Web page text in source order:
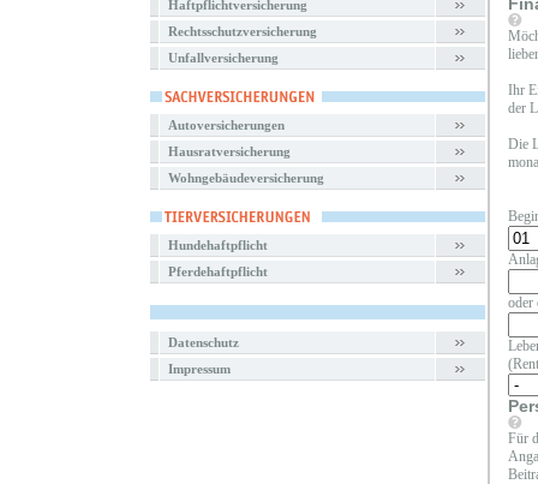
Haftpflichtversicherung
Rechtsschutzversicherung
Unfallversicherung
Autoversicherungen
Hausratversicherung
Wohngebäudeversicherung
Hundehaftpflicht
Pferdehaftpflicht
Datenschutz
Impressum
Ihr
der
Die
oder
Für